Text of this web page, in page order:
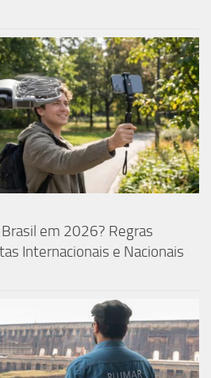
em 2026? Regras
Internacionais e Nacionais